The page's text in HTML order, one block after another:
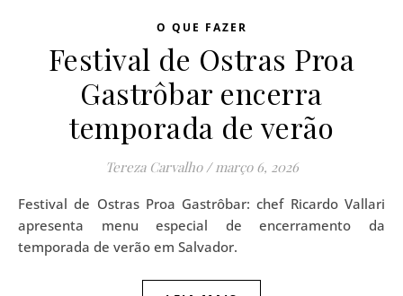
O QUE FAZER
Festival de Ostras Proa
Gastrôbar encerra
temporada de verão
Tereza Carvalho / março 6, 2026
Festival de Ostras Proa Gastrôbar: chef Ricardo Vallari
apresenta menu especial de encerramento da
temporada de verão em Salvador.